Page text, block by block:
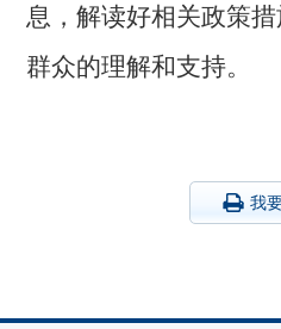
息， 解读好相关政策
群众的理解和支持。
我